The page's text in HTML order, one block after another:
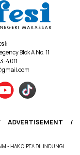
Blok A No. 11
4011
ADVERTISEMENT
- HAK CIPTA DILINDUNGI